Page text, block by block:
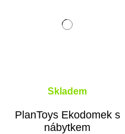
Skladem
PlanToys Ekodomek s
nábytkem